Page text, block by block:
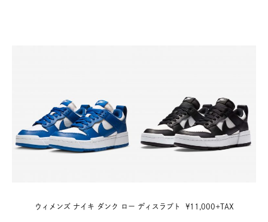
ウィメンズ ナイキ ダンク ロー ディスラプト ¥11,000+TAX